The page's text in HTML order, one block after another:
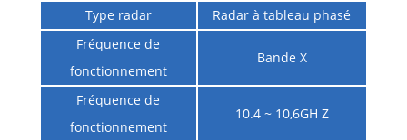
Type radar
Radar à tableau phasé
Fréquence de
fonctionnement
Bande X
Fréquence de
fonctionnement
10.4 ~ 10,6GH Z